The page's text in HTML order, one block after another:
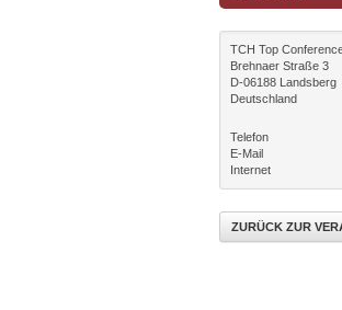
TCH Top
Brehnaer Straße 3
D-06188 Landsberg
Deutschland
Telefon
E-Mail
Internet
ZURÜCK ZUR